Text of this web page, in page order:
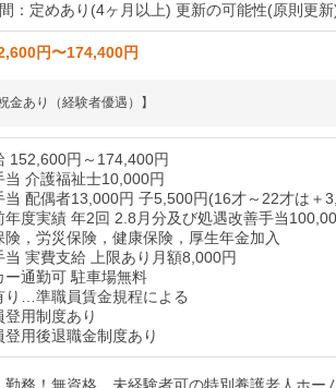
：定めあり(4ヶ月以上) 更新の可能性(原則更新
円〜174,400円
金あり（経験者優遇）】
152,600円～174,400円
当 介護福祉士10,000円
当 配偶者13,000円 子5,500円(16才～22才は＋
年度実績 年2回 2.8月分及び処遇改善手当
険，労災保険，健康保険，厚生年金加入
当 実費支給 上限あり月額8,000円
ー通勤可 駐車場無料
り…準職員賃金規程による
登用制度あり
登用後退職金制度あり